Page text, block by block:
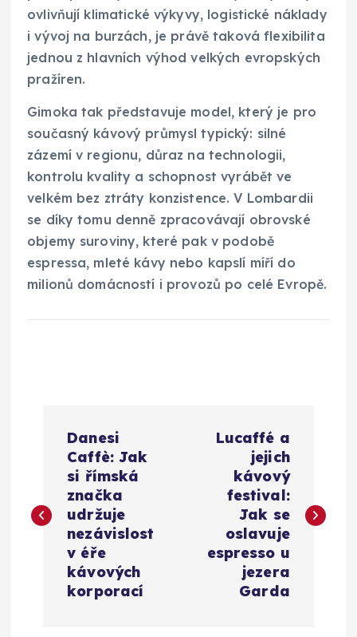
ovlivňují klimatické výkyvy, logistické náklady
i vývoj na burzách, je právě taková flexibilita
jednou z hlavních výhod velkých evropských
pražíren.
Gimoka tak představuje model, který je pro
současný kávový průmysl typický: silné
zázemí v regionu, důraz na technologii,
kontrolu kvality a schopnost vyrábět ve
velkém bez ztráty konzistence. V Lombardii
se díky tomu denně zpracovávají obrovské
objemy suroviny, které pak v podobě
espressa, mleté kávy nebo kapslí míří do
milionů domácností i provozů po celé Evropě.
v
Danesi
Caffè: Jak
si římská
značka
udržuje
nezávislost
v éře
kávových
korporací
Lucaffé a
jejich
kávový
festival:
Jak se
oslavuje
espresso u
jezera
Garda